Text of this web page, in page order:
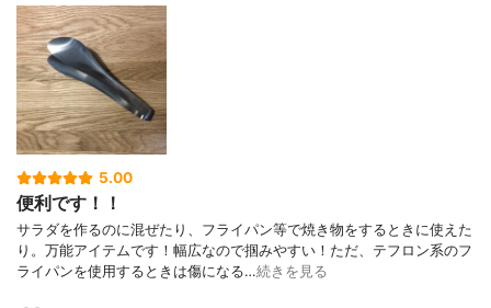
5.00
便利です！！
サラダを作るのに混ぜたり、フライパン等で焼き物をするときに使えた
り。万能アイテムです！幅広なので掴みやすい！ただ、テフロン系のフ
ライパンを使用するときは傷になる…続きを見る